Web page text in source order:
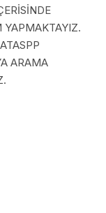
YAPMAKTAYIZ.
ARAMA